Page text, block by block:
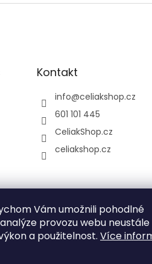
Vám umožnili pohodlné
provozu webu neustále
a použitelnost. Více
Kontakt
info@celiakshop.cz
601 101 445
CeliakShop.cz
celiakshop.cz